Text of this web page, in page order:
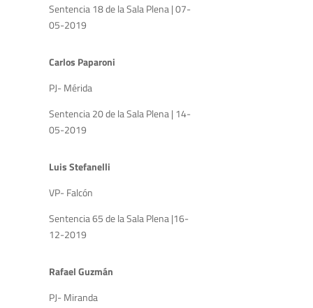
Sentencia 18 de la Sala Plena | 07-
05-2019
Carlos Paparoni
PJ- Mérida
Sentencia 20 de la Sala Plena | 14-
05-2019
Luis Stefanelli
VP- Falcón
Sentencia 65 de la Sala Plena |16-
12-2019
Rafael Guzmán
PJ- Miranda